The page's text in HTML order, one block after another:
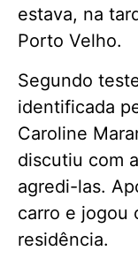
estava, na
Porto Velho.
Segundo
identificada
Caroline
discutiu com
agredi-las.
carro e jogou
residência.